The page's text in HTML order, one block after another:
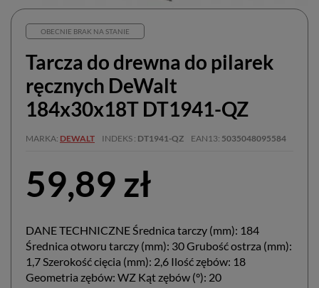
OBECNIE BRAK NA STANIE
Tarcza do drewna do pilarek
ręcznych DeWalt
184x30x18T DT1941-QZ
MARKA DEWALT INDEKS DT1941-QZ EAN13 5035048095584
59,89 zł
DANE TECHNICZNE Średnica tarczy (mm): 184
Średnica otworu tarczy (mm): 30 Grubość ostrza (mm):
1,7 Szerokość cięcia (mm): 2,6 Ilość zębów: 18
Geometria zębów: WZ Kąt zębów (°): 20